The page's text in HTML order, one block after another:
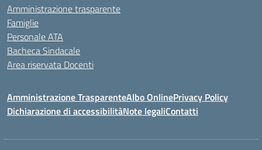
Amministrazione trasparente
Famiglie
Personale ATA
Bacheca Sindacale
Area riservata Docenti
Amministrazione TrasparenteAlbo OnlinePrivacy Policy
Dichiarazione di accessibilitàNote legaliContatti